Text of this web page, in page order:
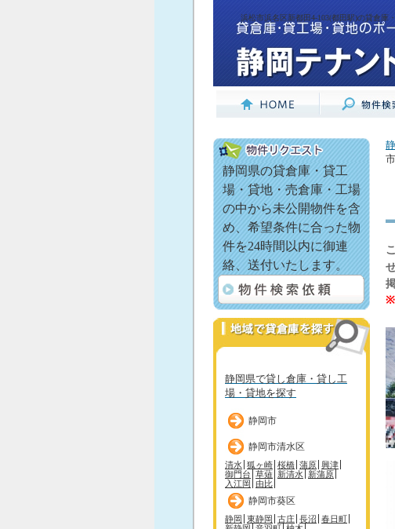
浜松市浜名区新都田4-103(都田駅)の貸倉庫
静岡県の貸倉庫・貸工
場・貸地・売倉庫・工場
の中から未公開物件を含
め、希望条件に合った物
件を24時間以内に御連
絡、送付いたします。
静岡県で貸し倉庫・貸し工
場・貸地を探す
静岡市
静岡市清水区
清水 狐ヶ崎 桜橋 蒲原 興津
御門台 草薙 新清水
新蒲原
入江岡 由比
静岡市葵区
静岡 東静岡 古庄 長沼 春日町
※